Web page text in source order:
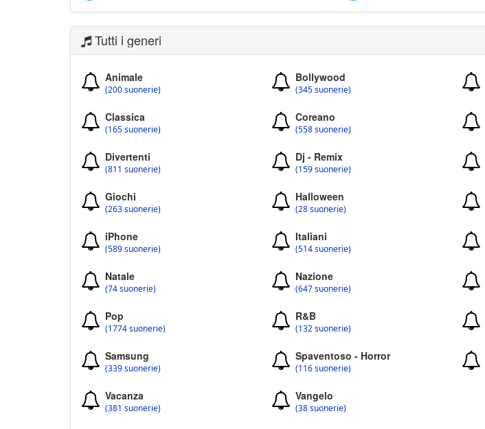
Tutti i generi
Animale
(200 suonerie)
Bollywood
(345 suonerie)
Classica
(165 suonerie)
Coreano
(558 suonerie)
Divertenti
(811 suonerie)
Dj - Remix
(159 suonerie)
Giochi
(263 suonerie)
Halloween
(28 suonerie)
iPhone
(589 suonerie)
Italiani
(514 suonerie)
Natale
(74 suonerie)
Nazione
(647 suonerie)
Pop
(1774 suonerie)
R&B
(132 suonerie)
Samsung
(339 suonerie)
Spaventoso - Horror
(116 suonerie)
Vacanza
(381 suonerie)
Vangelo
(38 suonerie)